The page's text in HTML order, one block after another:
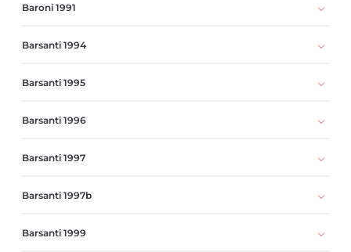
Baroni 1991
Barsanti 1994
Barsanti 1995
Barsanti 1996
Barsanti 1997
Barsanti 1997b
Barsanti 1999